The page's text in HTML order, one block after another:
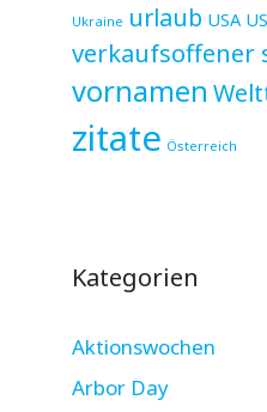
Ukraine urlaub USA
verkaufsoffener
vornamen
zitate Österreich
Kategorien
Aktionswochen
Arbor Day